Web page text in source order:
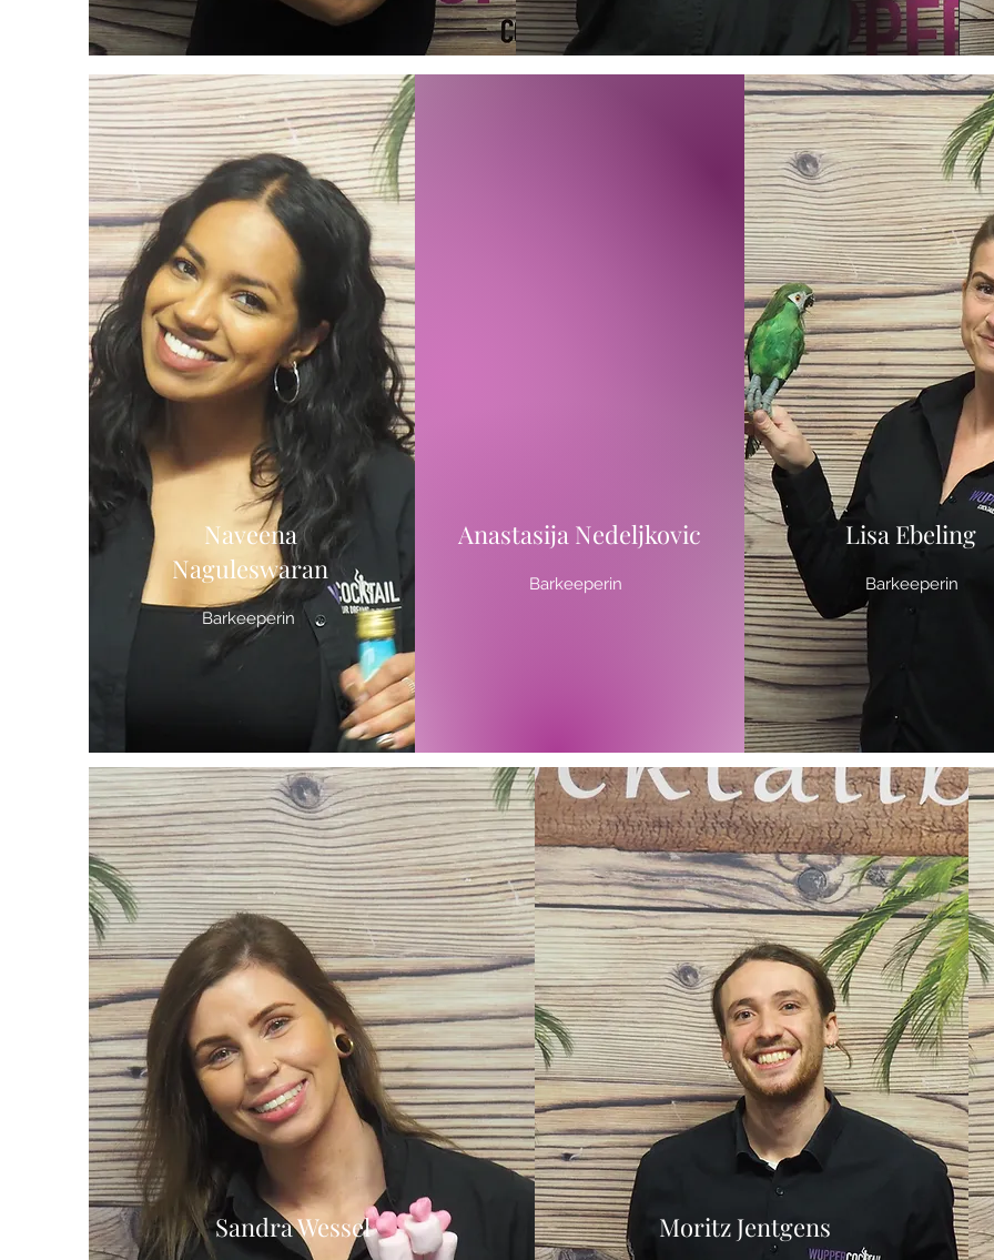
Naveena
Naguleswaran
Barkeeperin
Anastasija Nedeljkovic
Barkeeperin
Lisa Ebeling
Barkeeperin
Sandra Wessel Moritz Jentgens